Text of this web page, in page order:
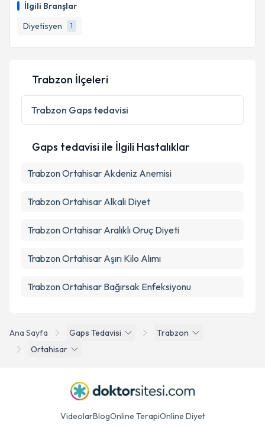
İlgili Branşlar
Diyetisyen
1
Ana Sayfa Gaps Tedavisi
Trabzon
Ortahisar
Trabzon İlçeleri
Trabzon Gaps tedavisi
Gaps tedavisi ile İlgili Hastalıklar
Trabzon Ortahisar Akdeniz Anemisi
Trabzon Ortahisar Alkali Diyet
Trabzon Ortahisar Aralıklı Oruç Diyeti
Trabzon Ortahisar Aşırı Kilo Alımı
Trabzon Ortahisar Bağırsak Enfeksiyonu
VideolarBlogOnline TerapiOnline Diyet